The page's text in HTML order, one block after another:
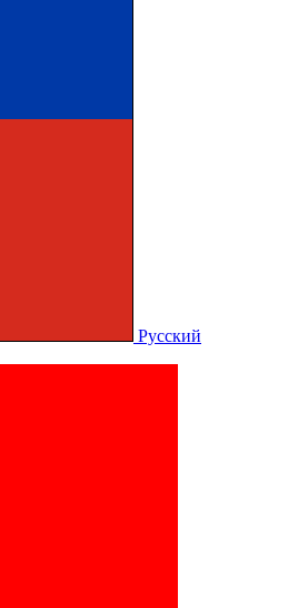
Русский